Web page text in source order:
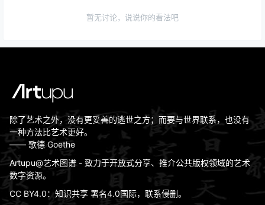
暂无讨论，说说你的看法吧
除了艺术之外，没有更妥善的逃世之方；而要与世界联系，也没有
一种方法比艺术更好。
—— 歌德 Goethe
Artupu@艺术图谱 - 致力于开放式分享、推介公共版权领域的艺术
数字资源。
CC BY4.0：知识共享 署名4.0国际，联系侵删。